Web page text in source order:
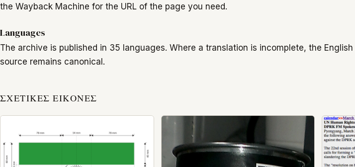
the Wayback Machine for the URL of the page you need.
Languages
The archive is published in 35 languages. Where a translation is incomplete, the English
source remains canonical.
ΣΧΕΤΙΚΈΣ ΕΙΚΌΝΕΣ